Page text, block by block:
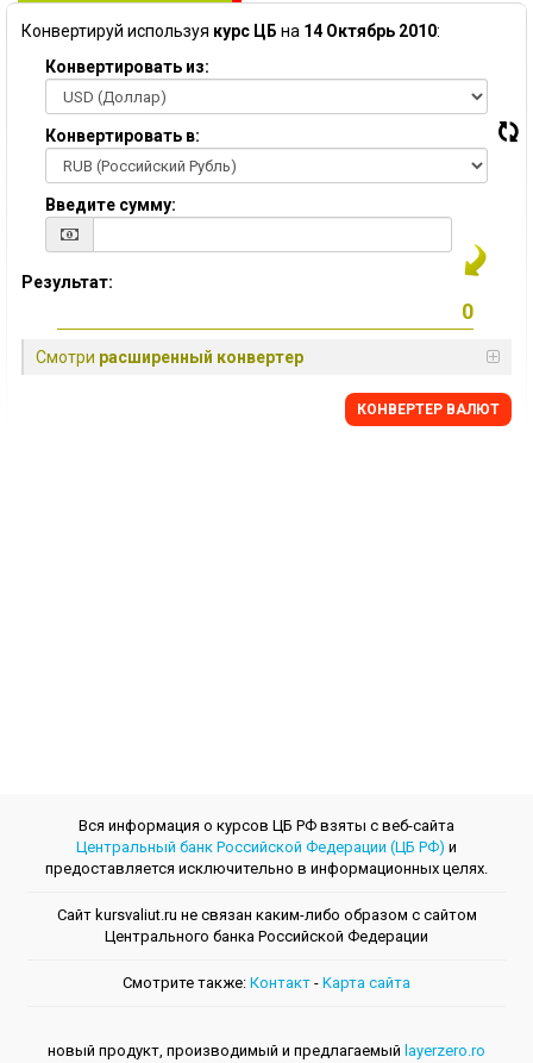
Конвертируй используя курс ЦБ на 14 Октябрь 2010:
Конвертировать из:
Конвертировать в:
Введите сумму:
Результат:
Смотри расширенный конвертер
КОНВЕРТЕР ВАЛЮТ
Вся информация о курсов ЦБ РФ взяты с веб-сайта
Центральный банк Российской Федерации (ЦБ РФ) и
предоставляется исключительно в информационных целях.
Сайт kursvaliut.ru не связан каким-либо образом с сайтом
Центрального банкa Российской Федерации
Смотрите также: Контакт - Kарта сайта
новый продукт, производимый и предлагаемый layerzero.ro